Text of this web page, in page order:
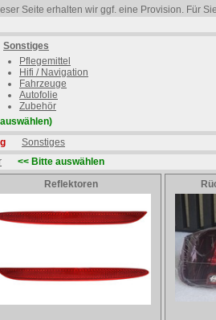
Seite erhalten wir ggf. eine Provision. Für
Sonstiges
Pflegemittel
Hifi / Navigation
Fahrzeuge
Autofolie
Zubehör
Sonstiges
<< Bitte auswählen
Reflektoren